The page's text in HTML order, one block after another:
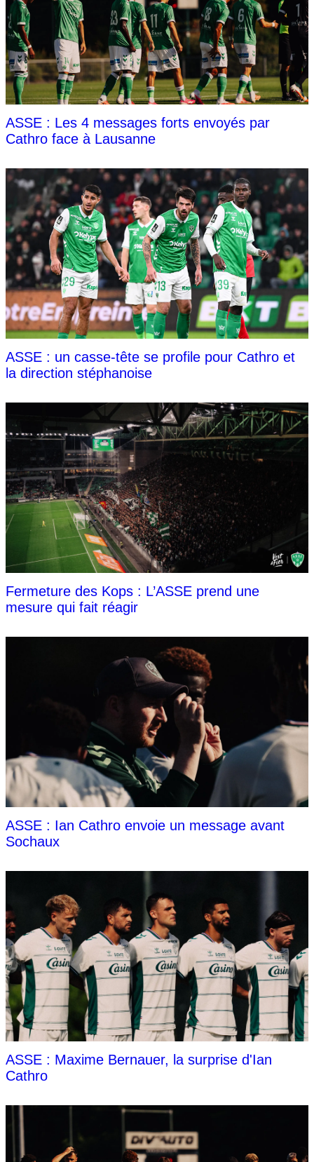
ASSE : Les 4 messages forts envoyés par
Cathro face à Lausanne
ASSE : un casse-tête se profile pour Cathro et
la direction stéphanoise
Fermeture des Kops : L’ASSE prend une
mesure qui fait réagir
ASSE : Ian Cathro envoie un message avant
Sochaux
ASSE : Maxime Bernauer, la surprise d'Ian
Cathro